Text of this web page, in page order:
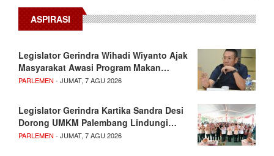
ASPIRASI
Legislator Gerindra Wihadi Wiyanto Ajak
Masyarakat Awasi Program Makan…
PARLEMEN - JUMAT, 7 AGU 2026
Legislator Gerindra Kartika Sandra Desi
Dorong UMKM Palembang Lindungi…
PARLEMEN - JUMAT, 7 AGU 2026